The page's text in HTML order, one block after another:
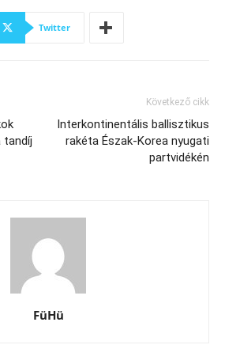
Twitter
tandíj
Következő cikk
Interkontinentális ballisztikus
rakéta Észak-Korea nyugati
partvidékén
FüHü